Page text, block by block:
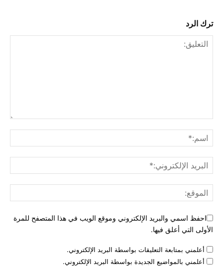
ترك الرد
احفظ اسمي والبريد الإلكتروني وموقع الويب في هذا المتصفح للمرة
الأولى التي أعلق فيها.
أعلمني بمتابعة التعليقات بواسطة البريد الإلكتروني.
أعلمني بالمواضيع الجديدة بواسطة البريد الإلكتروني.